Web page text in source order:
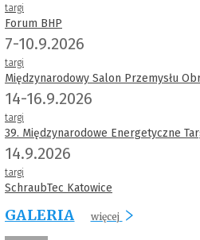
targi
Forum BHP
7-10.9.2026
targi
Międzynarodowy Salon Przemysłu
14-16.9.2026
targi
39. Międzynarodowe Energetyczne
14.9.2026
targi
SchraubTec Katowice
GALERIA więcej